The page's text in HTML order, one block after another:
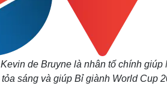
Thời trang
Sao Việt
de Bruyne là nhân tố chính giúp
sáng và giúp Bỉ giành World Cup